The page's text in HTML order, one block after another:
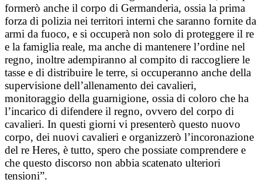
formerò anche il corpo di Germanderia, ossia la prima
forza di polizia nei territori interni che saranno fornite da
armi da fuoco, e si occuperà non solo di proteggere il re
e la famiglia reale, ma anche di mantenere l’ordine nel
regno, inoltre adempiranno al compito di raccogliere le
tasse e di distribuire le terre, si occuperanno anche della
supervisione dell’allenamento dei cavalieri,
monitoraggio della guarnigione, ossia di coloro che ha
l’incarico di difendere il regno, ovvero del corpo di
cavalieri. In questi giorni vi presenterò questo nuovo
corpo, dei nuovi cavalieri e organizzerò l’incoronazione
del re Heres, è tutto, spero che possiate comprendere e
che questo discorso non abbia scatenato ulteriori
tensioni”.